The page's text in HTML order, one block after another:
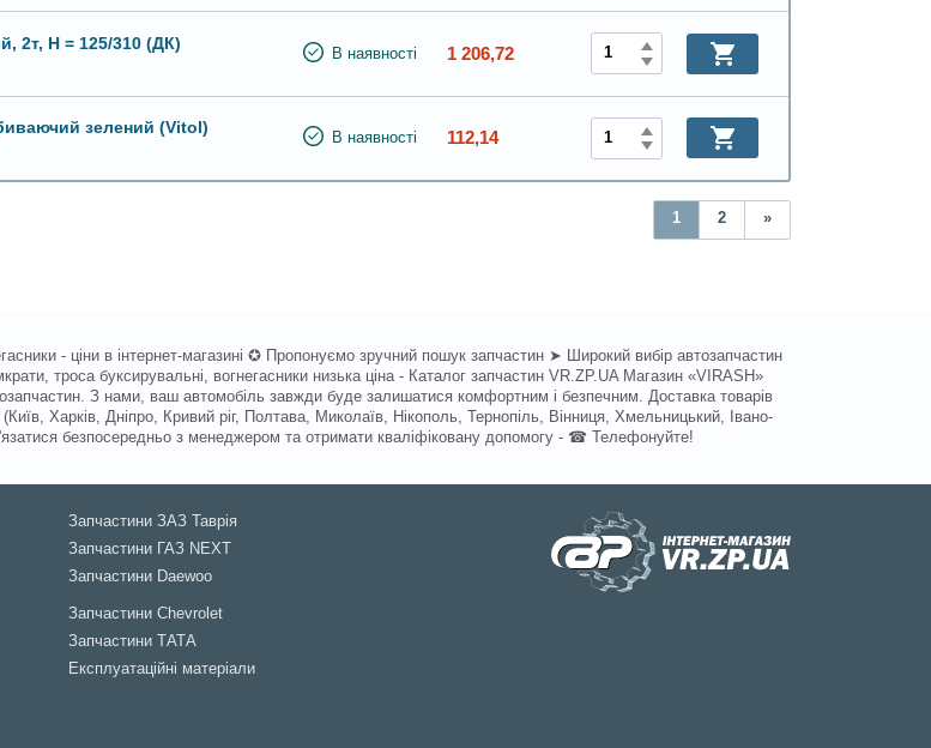
2т, H = 125/310 (ДК)
В наявності 1 206,72
зелений (Vitol)
В наявності 112,14
1 2 »
- ціни в інтернет-магазині ✪ Пропонуємо зручний пошук запчастин ➤ Широкий вибір автозапчастин
троса буксирувальні, вогнегасники низька ціна - Каталог запчастин VR.ZP.UA Магазин «VIRASH»
З нами, ваш автомобіль завжди буде залишатися комфортним і безпечним. Доставка товарів
Харків, Дніпро, Кривий ріг, Полтава, Миколаїв, Нікополь, Тернопіль, Вінниця, Хмельницький, Івано-
безпосередньо з менеджером та отримати кваліфіковану допомогу - ☎ Телефонуйте!
Запчастини ЗАЗ Таврія
Запчастини ГАЗ NEXT
Запчастини Daewoo
Запчастини Chevrolet
Запчастини ТАТА
Експлуатаційні матеріали